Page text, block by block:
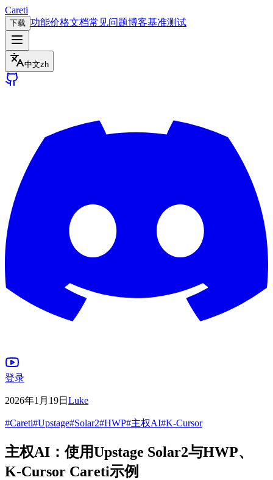
Careti
下载 功能价格文档常见问题博客基准测试
中文zh
登录
2026年1月19日 Luke
#Careti#Upstage#Solar2#HWP#主权AI#K-Cursor
主权AI：使用Upstage Solar2与HWP、
K-Cursor Careti示例